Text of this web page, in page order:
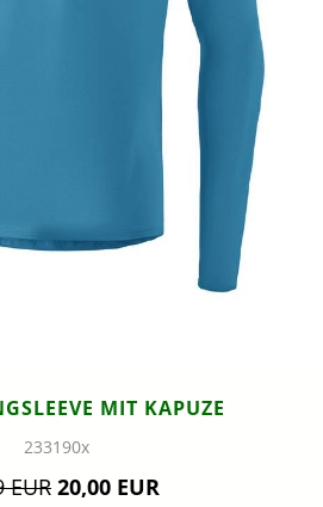
MIT KAPUZE
233190x
EUR 20,00 EUR